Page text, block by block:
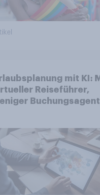
mit KI:
Reiseführer,
Buchungsagent